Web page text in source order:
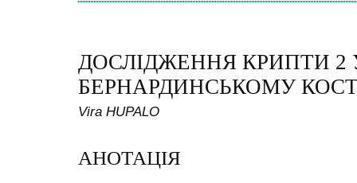
ДОСЛІДЖЕННЯ КРИПТИ 2
БЕРНАРДИНСЬКОМУ
Vira HUPALO
АНОТАЦІЯ